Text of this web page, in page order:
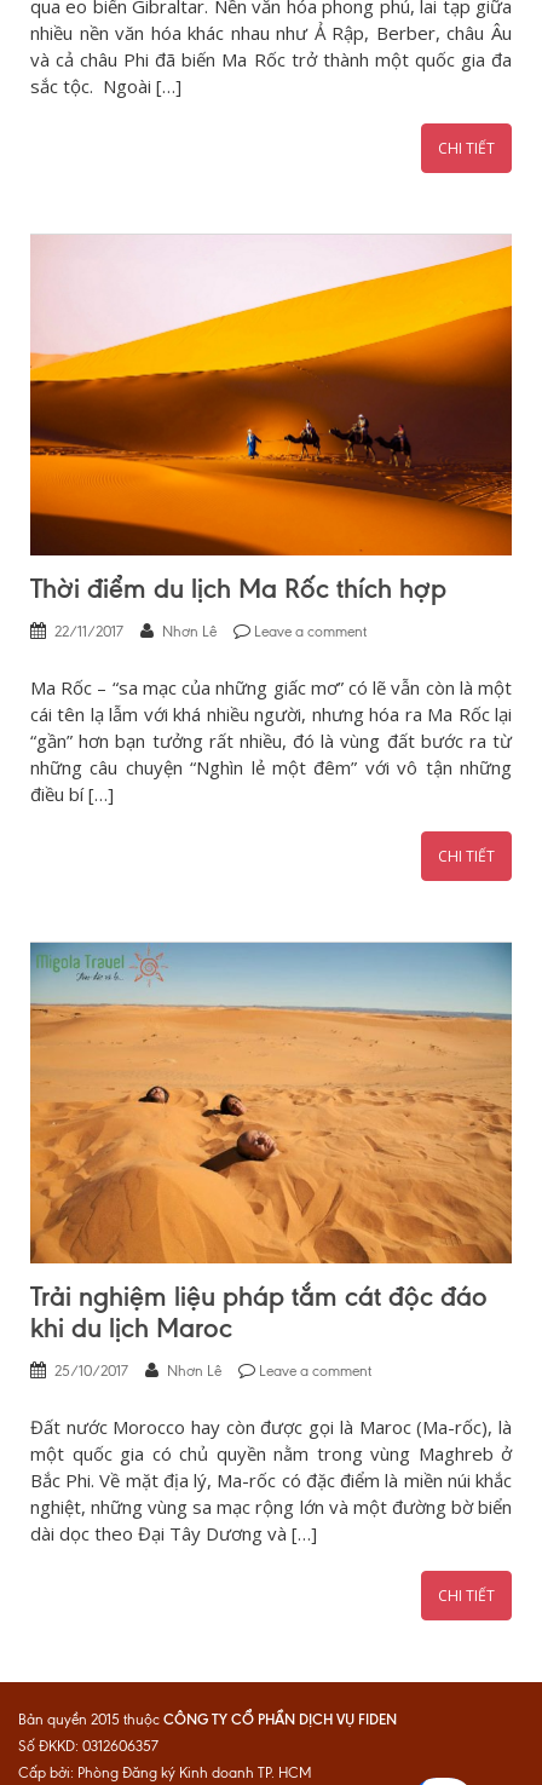
qua eo biển Gibraltar. Nền văn hóa phong phú, lai tạp giữa
nhiều nền văn hóa khác nhau như Ả Rập, Berber, châu Âu
và cả châu Phi đã biến Ma Rốc trở thành một quốc gia đa
sắc tộc. Ngoài […]
CHI TIẾT
Thời điểm du lịch Ma Rốc thích hợp
22/11/2017 Nhơn Lê Leave a comment
Ma Rốc – “sa mạc của những giấc mơ” có lẽ vẫn còn là một
cái tên lạ lẫm với khá nhiều người, nhưng hóa ra Ma Rốc lại
“gần” hơn bạn tưởng rất nhiều, đó là vùng đất bước ra từ
những câu chuyện “Nghìn lẻ một đêm” với vô tận những
điều bí […]
CHI TIẾT
Trải nghiệm liệu pháp tắm cát độc đáo
khi du lịch Maroc
25/10/2017 Nhơn Lê Leave a comment
Đất nước Morocco hay còn được gọi là Maroc (Ma-rốc), là
một quốc gia có chủ quyền nằm trong vùng Maghreb ở
Bắc Phi. Về mặt địa lý, Ma-rốc có đặc điểm là miền núi khắc
nghiệt, những vùng sa mạc rộng lớn và một đường bờ biển
dài dọc theo Đại Tây Dương và […]
CHI TIẾT
Bản quyền 2015 thuộc CÔNG TY CỔ PHẦN DỊCH VỤ FIDEN
Số ĐKKD: 0312606357
Cấp bởi: Phòng Đăng ký Kinh doanh TP. HCM